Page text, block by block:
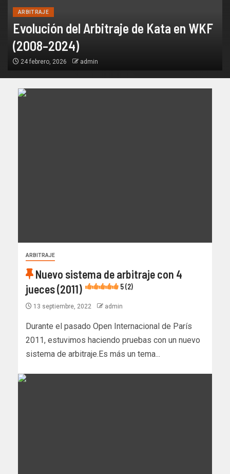
ARBITRAJE
Evolución del Arbitraje de Kata en WKF
(2008–2024)
24 febrero, 2026 admin
ARBITRAJE
Nuevo sistema de arbitraje con 4
jueces (2011)
5 (2)
13 septiembre, 2022 admin
Durante el pasado Open Internacional de París
2011, estuvimos haciendo pruebas con un nuevo
sistema de arbitraje.Es más un tema...